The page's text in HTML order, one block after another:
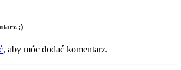
;)
, aby móc dodać komentarz.